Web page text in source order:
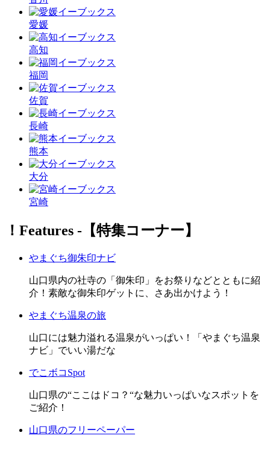
愛媛
高知
福岡
佐賀
長崎
熊本
大分
宮崎
！Features ‐【特集コーナー】
やまぐち御朱印ナビ
山口県内の社寺の「御朱印」をお祭りなどとともに紹
介！素敵な御朱印ゲットに、さあ出かけよう！
やまぐち温泉の旅
山口には魅力溢れる温泉がいっぱい！「やまぐち温泉
ナビ」でいい湯だな
でこボコSpot
山口県の“ここはドコ？“な魅力いっぱいなスポットを
ご紹介！
山口県のフリーペーパー